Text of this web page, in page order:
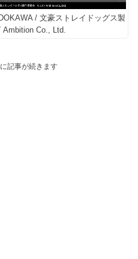
/ 文豪ストレイドッグス製
Co., Ltd.
記事が続きます